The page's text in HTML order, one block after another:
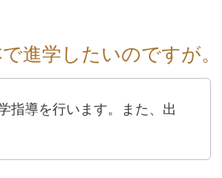
進学したいのですが。
指導を行います。また、出